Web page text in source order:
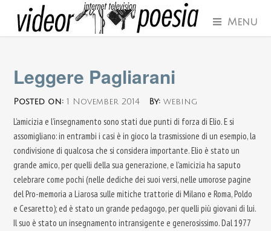
Menu
Leggere Pagliarani
Posted on: 1 November 2014 By: webing
L’amicizia e l’insegnamento sono stati due punti di forza di Elio. E si
assomigliano: in entrambi i casi è in gioco la trasmissione di un esempio, la
condivisione di qualcosa che si considera importante. Elio è stato un
grande amico, per quelli della sua generazione, e l’amicizia ha saputo
celebrare come pochi (nelle dediche dei suoi versi, nelle umorose pagine
del Pro-memoria a Liarosa sulle mitiche trattorie di Milano e Roma, Poldo
e Cesaretto); ed è stato un grande pedagogo, per quelli più giovani di lui.
Il suo è stato un insegnamento intransigente e generosissimo. Dal 1977